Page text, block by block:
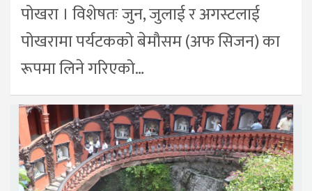
पोखरा । विशेषतः जुन, जुलाई र अगस्टलाई
पोखरामा पर्यटकको बेमौसम (अफ सिजन) का
रूपमा लिने गरिएको…